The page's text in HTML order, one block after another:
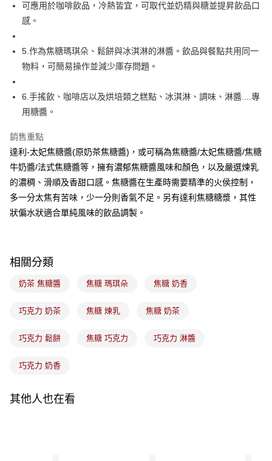
常溫宅配-(限重20kg以下)
每筆NT$100，滿NT$1,500(含以上)免運費
付款後門市自取
免運費
可應用於咖啡飲品，冷熱皆宜，可取代並奶精與糖並提昇飲品口
感。
5.作為焦糖瑪琪朵、鬆餅與冰淇淋的淋醬。飲品與餐點共用同一
物料，可簡易操作並減少庫存問題。
6.手搖飲、咖啡店以及烘培類之糕點、冰淇淋、調味、淋醬....專
用糖醬。
銷售重點
達利-太妃焦糖醬(原奶茶焦糖醬)，或可稱為焦糖醬/太妃焦糖醬/焦糖
牛奶醬/法式焦糖醬等，擁有濃郁焦糖醬風味和顏色，以及嚴選煉乳
的濃稠、滑順及香甜口感。焦糖醬在生產時需要精準的火侯控制，
多一分太焦有苦味，少一分則香氣不足。另有達利焦糖糖漿，其性
狀偏水狀適合單純風味的飲品調製。
相關分類
奶茶 焦糖醬 焦糖 瑪琪朵 焦糖 奶香
巧克力 奶茶 焦糖 煉乳 焦糖 奶茶
巧克力 鬆餅 焦糖 巧克力 巧克力 淋醬
巧克力 奶香
其他人也在看